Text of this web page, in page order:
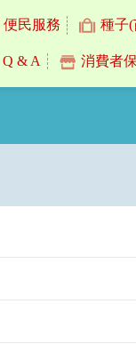
便民服務 種子
Q & A 消費者